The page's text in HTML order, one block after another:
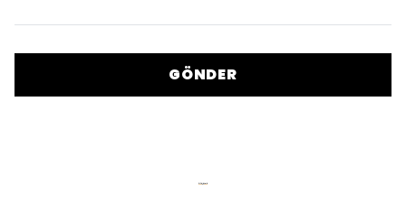
GÖNDER